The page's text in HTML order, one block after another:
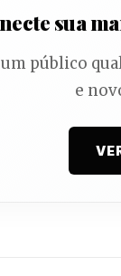
sua
público
e